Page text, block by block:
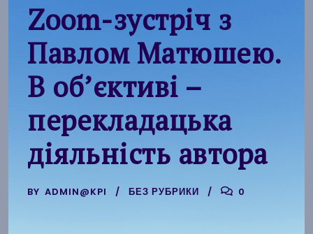
Zoom-зустріч з
Павлом Матюшею.
В об’єктиві –
перекладацька
діяльність автора
BY ADMIN@KPI БЕЗ РУБРИКИ 0